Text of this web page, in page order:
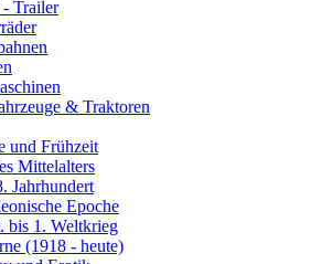
Trailer
& Traktoren
und Frühzeit
Mittelalters
Jahrhundert
Epoche
bis 1. Weltkrieg
(1918 - heute)